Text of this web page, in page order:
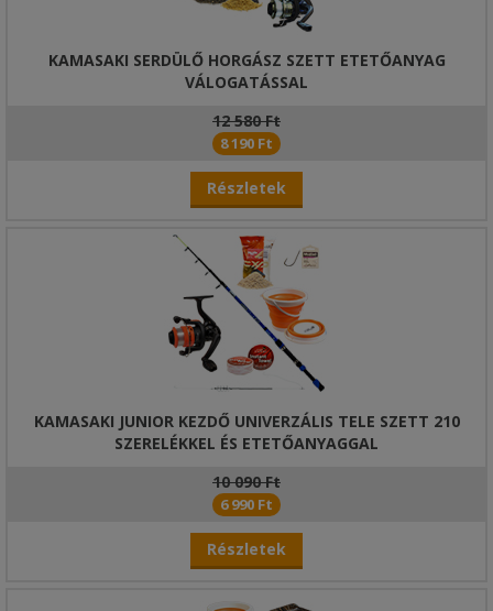
KAMASAKI SERDÜLŐ HORGÁSZ SZETT ETETŐANYAG
VÁLOGATÁSSAL
12 580 Ft
8 190 Ft
Részletek
KAMASAKI JUNIOR KEZDŐ UNIVERZÁLIS TELE SZETT 210
SZERELÉKKEL ÉS ETETŐANYAGGAL
10 090 Ft
6 990 Ft
Részletek